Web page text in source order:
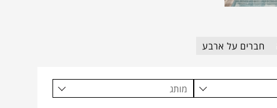
חברים על ארבע
מותג